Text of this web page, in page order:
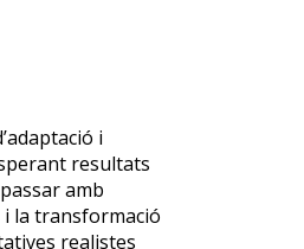
i
resultats
amb
la transformació
realistes